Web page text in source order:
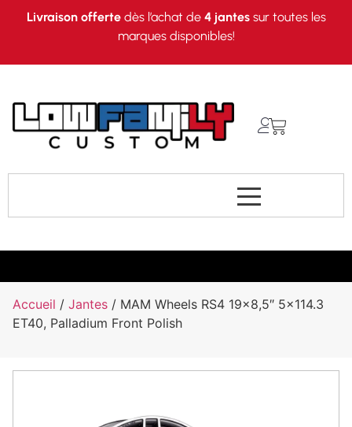
Livraison offertedès l’achat de 4 jantessur toutes les
marques disponibles!
Accueil / Jantes / MAM Wheels RS4 19×8,5″ 5×114.3
ET40, Palladium Front Polish